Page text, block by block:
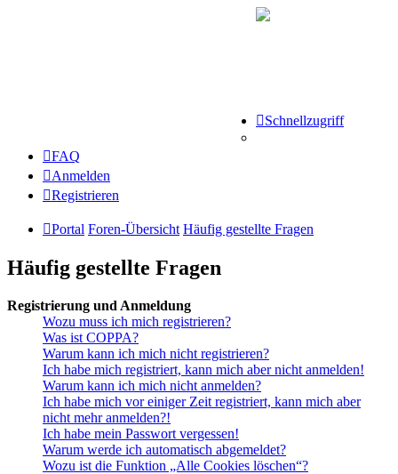
Schnellzugriff
FAQ
Anmelden
Registrieren
Portal Foren-Übersicht Häufig gestellte Fragen
Häufig gestellte Fragen
Registrierung und Anmeldung
Wozu muss ich mich registrieren?
Was ist COPPA?
Warum kann ich mich nicht registrieren?
Ich habe mich registriert, kann mich aber nicht anmelden!
Warum kann ich mich nicht anmelden?
Ich habe mich vor einiger Zeit registriert, kann mich aber
nicht mehr anmelden?!
Ich habe mein Passwort vergessen!
Warum werde ich automatisch abgemeldet?
Wozu ist die Funktion „Alle Cookies löschen“?